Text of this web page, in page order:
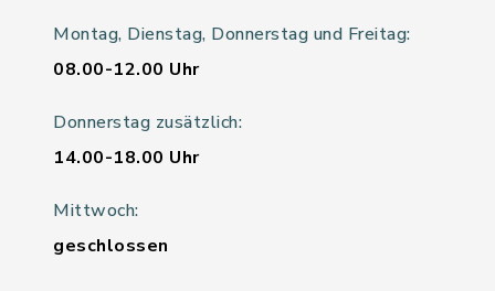
Montag, Dienstag, Donnerstag und Freitag:
08.00-12.00 Uhr
Donnerstag zusätzlich:
14.00-18.00 Uhr
Mittwoch:
geschlossen